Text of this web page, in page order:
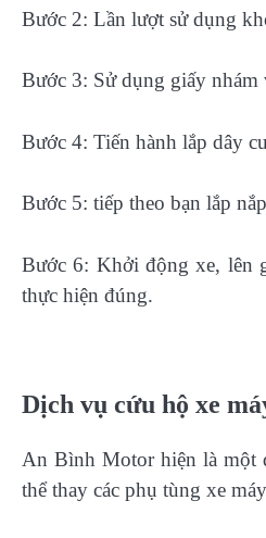
Bước 2: Lần lượt sử dụng
Bước 3: Sử dụng giấy nhám
Bước 4: Tiến hành lắp dây
Bước 5: tiếp theo bạn lắp
Bước 6: Khởi động xe, lên
thực hiện đúng.
Dịch vụ cứu hộ xe
An Bình Motor hiện là một
thể thay các phụ tùng xe